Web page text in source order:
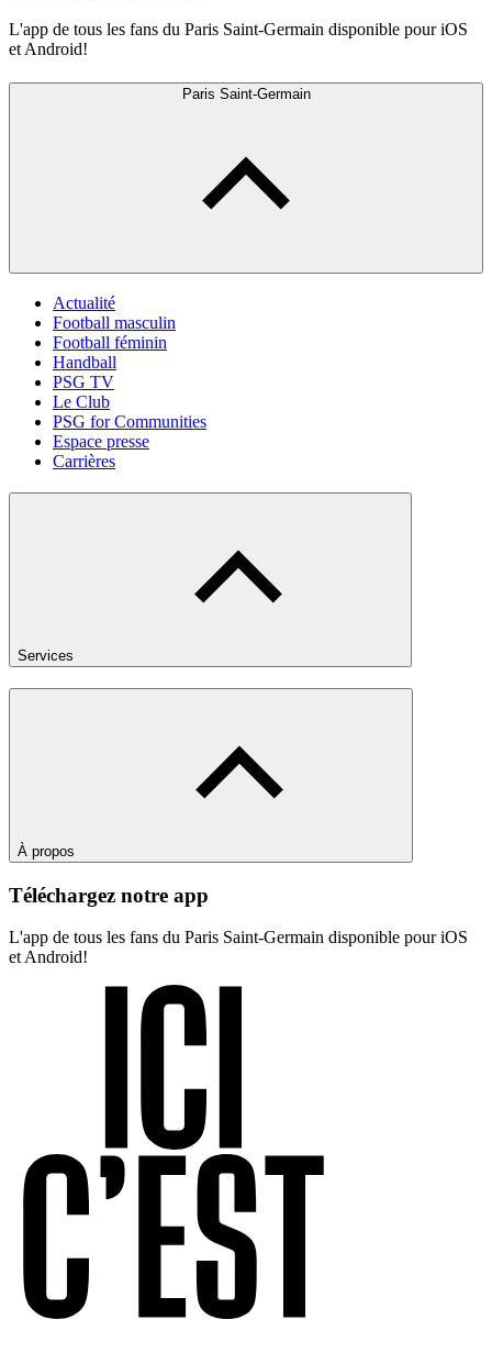
L'app de tous les fans du Paris Saint-Germain disponible pour iOS
et Android!
Paris Saint-Germain
Actualité
Football masculin
Football féminin
Handball
PSG TV
Le Club
PSG for Communities
Espace presse
Carrières
Services
À propos
Téléchargez notre app
L'app de tous les fans du Paris Saint-Germain disponible pour iOS
et Android!